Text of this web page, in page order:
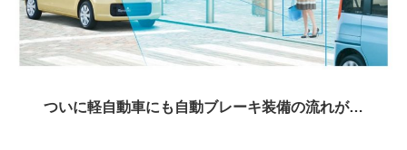
ついに軽自動車にも自動ブレーキ装備の流れが…